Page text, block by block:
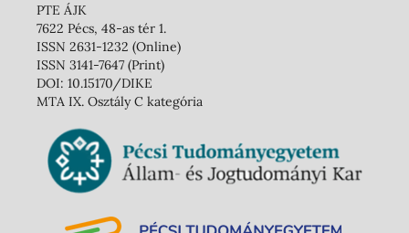
PTE ÁJK
7622 Pécs, 48-as tér 1.
ISSN 2631-1232 (Online)
ISSN 3141-7647 (Print)
DOI: 10.15170/DIKE
MTA IX. Osztály C kategória